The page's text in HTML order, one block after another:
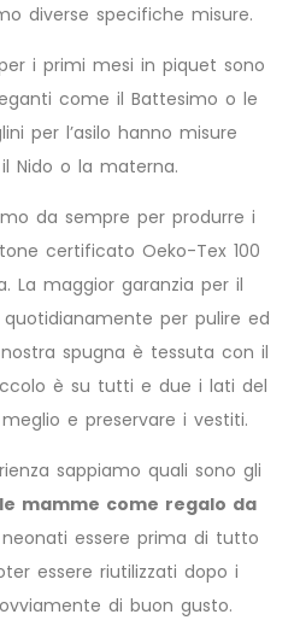
diverse specifiche misure.
i primi mesi in piquet sono
come il Battesimo o le
per l’asilo hanno misure
Nido o la materna.
da sempre per produrre i
certificato Oeko-Tex 100
La maggior garanzia per il
per pulire ed
spugna è tessuta con il
è su tutti e due i lati del
e preservare i vestiti.
sappiamo quali sono gli
mamme come regalo da
essere prima di tutto
essere riutilizzati dopo i
di buon gusto.